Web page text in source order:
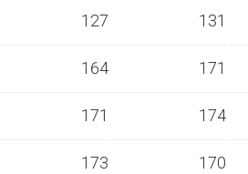
127 131
164 171
171 174
173 170